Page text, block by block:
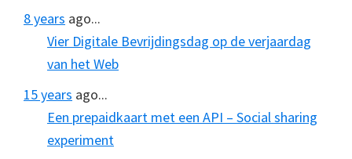
8 years ago...
Vier Digitale Bevrijdingsdag op de verjaardag
van het Web
15 years ago...
Een prepaidkaart met een API – Social sharing
experiment